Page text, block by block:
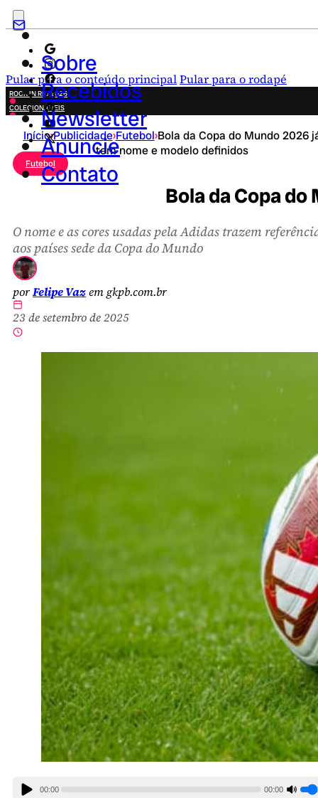
Pular para o conteúdo principalPular para o rodapé
Sobre
Recebidos
Newsletter
Anuncie
Contato
ROCK IN RIO 2026
COLECIONÁVEIS
FESTA JUNINA
NOVIDADES
CAMPANHAS CRIATIVAS
Início›Publicidade›Futebol›Bola da Copa do Mundo 2026
tem nome e modelo definidos
Futebol
Bola da Copa
O nome e as cores usadas pela Adidas trazem
aos países sede da Copa do Mundo
porFelipe Vazem gkpb.com.br
23 de setembro de 2025
00:00 00:00